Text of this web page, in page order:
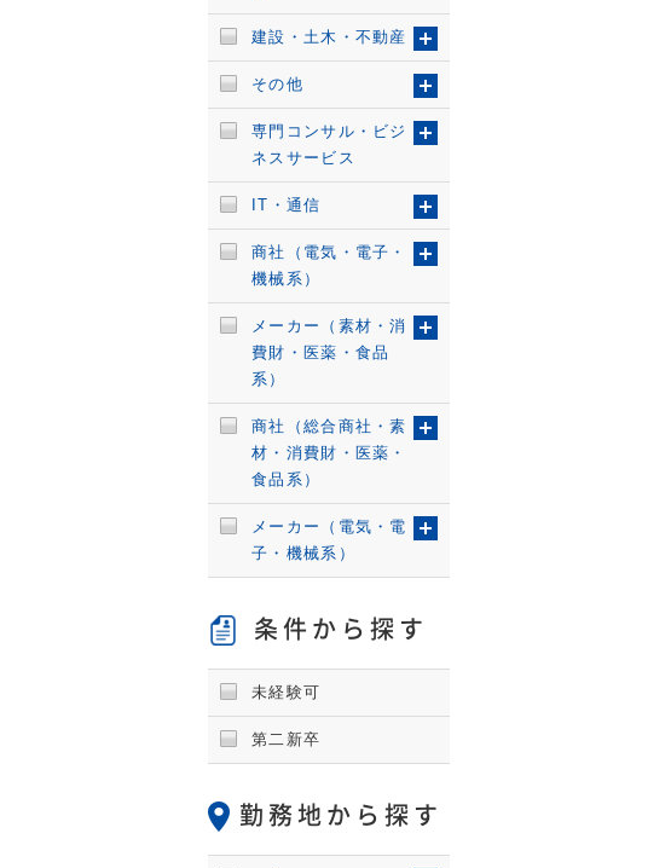
建設・土木・不動産
その他
専門コンサル・ビジ
ネスサービス
IT・通信
商社（電気・電子・
機械系）
メーカー（素材・消
費財・医薬・食品
系）
商社（総合商社・素
材・消費財・医薬・
食品系）
メーカー（電気・電
子・機械系）
条件から探す
未経験可
第二新卒
勤務地から探す